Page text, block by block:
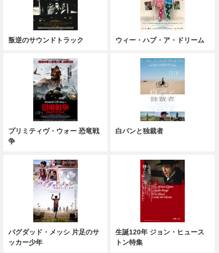
叛逆のサウンドトラック ウィー・ハブ・ア・ドリーム
プリミティヴ・ウォー 恐竜戦
争
白パンと独裁者
バグダッド・メッシ 片足のサ
ッカー少年
生誕120年 ジョン・ヒュース
トン特集